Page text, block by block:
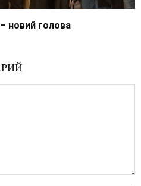
новий голова